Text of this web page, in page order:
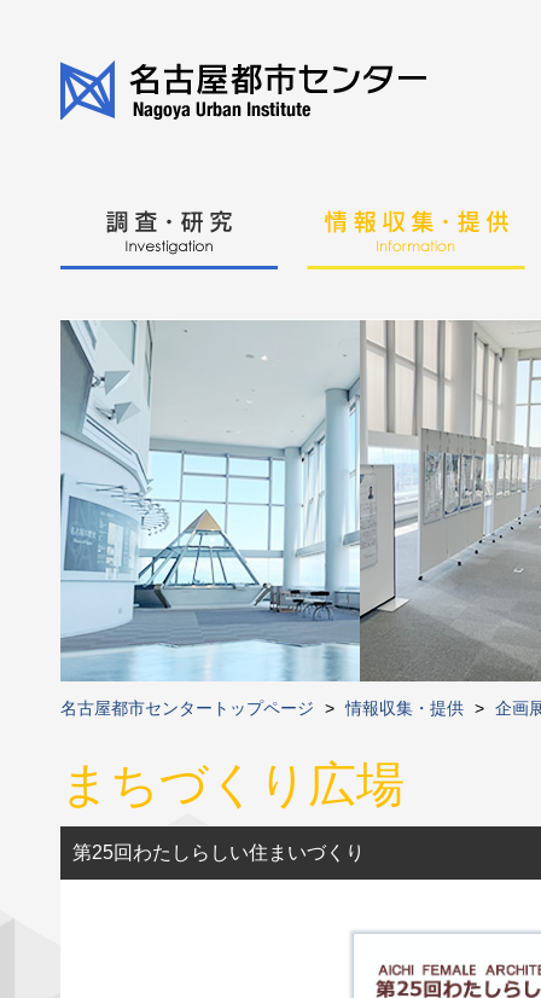
名古屋都市センタートップページ > 情報収集・提供 > 企画
まちづくり広場
第25回わたしらしい住まいづくり